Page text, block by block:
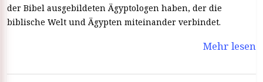
der Bibel ausgebildeten Ägyptologen haben, der die
biblische Welt und Ägypten miteinander verbindet.
Mehr lesen